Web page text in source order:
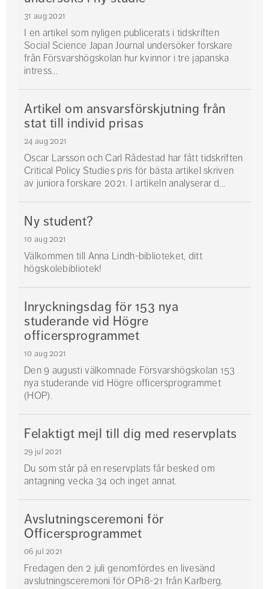
31 aug 2021
I en artikel som nyligen publicerats i tidskriften
Social Science Japan Journal undersöker forskare
från Försvarshögskolan hur kvinnor i tre japanska
intress...
Artikel om ansvarsförskjutning från
stat till individ prisas
24 aug 2021
Oscar Larsson och Carl Rådestad har fått tidskriften
Critical Policy Studies pris för bästa artikel skriven
av juniora forskare 2021. I artikeln analyserar d...
Ny student?
10 aug 2021
Välkommen till Anna Lindh-biblioteket, ditt
högskolebibliotek!
Inryckningsdag för 153 nya
studerande vid Högre
officersprogrammet
10 aug 2021
Den 9 augusti välkomnade Försvarshögskolan 153
nya studerande vid Högre officersprogrammet
(HOP).
Felaktigt mejl till dig med reservplats
29 jul 2021
Du som står på en reservplats får besked om
antagning vecka 34 och inget annat.
Avslutningsceremoni för
Officersprogrammet
06 jul 2021
Fredagen den 2 juli genomfördes en livesänd
avslutningsceremoni för OP18-21 från Karlberg.